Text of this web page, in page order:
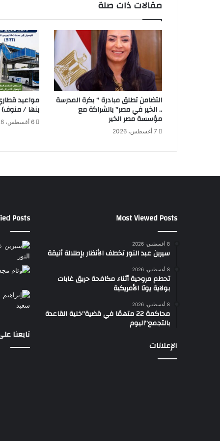
ك
ة
ج
ن
ا
ن
"
2
مقالات ذات صلة
التضامن تطلق مبادرة ” بكرة المدرسة
.. الخير في مصر” بالشراكة مع
مؤسسة مصر الخير
7 أغسطس، 2026
بنها / منوف)
6 أغسطس، 2026
Most Viewed Posts
8 أغسطس، 2026
سيرين عبد النور تخطف الأنظار بإطلالة أنيقة
8 أغسطس، 2026
تحطم مروحية أثناء مكافحة حريق غابات
بولاية يوتا الأمريكية
8 أغسطس، 2026
محاكمة 22 متهمًا في قضية”خلية القاعدة
بالتجمع”اليوم
الإعلانات
Posts
تابعنا